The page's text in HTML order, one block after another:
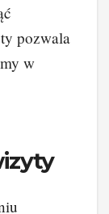
pozwala
w